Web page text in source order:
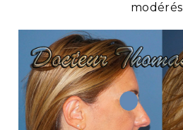
modérés